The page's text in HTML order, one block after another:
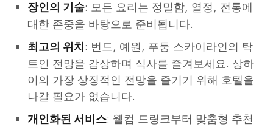
장인의 기술: 모든 요리는 정밀함, 열정, 전통에
대한 존중을 바탕으로 준비됩니다.
최고의 위치 : 번드, 예원, 푸둥 스카이라인의 탁
트인 전망을 감상하며 식사를 즐겨보세요. 상하
이의 가장 상징적인 전망을 즐기기 위해 호텔을
나갈 필요가 없습니다.
개인화된 서비스: 웰컴 드링크부터 맞춤형 추천